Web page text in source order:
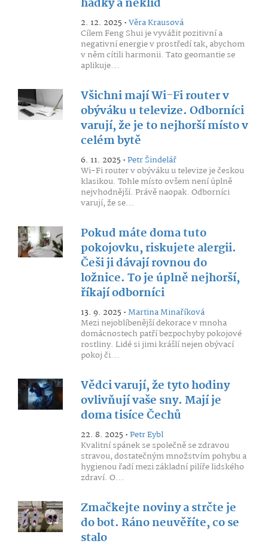
hádky a neklid
2. 12. 2025 •Věra Krausová
Cílem Feng Shui je vyvážit pozitivní a
negativní energie v prostředí tak, abychom
v něm cítili harmonii. Tato geomantie se
aplikuje...
Všichni mají Wi-Fi router v
obýváku u televize. Odborníci
varují, že je to nejhorší místo v
celém bytě
6. 11. 2025 •Petr Šindelář
Wi-Fi router v obýváku u televize je českou
klasikou. Tohle místo ovšem není úplně
nejvhodnější. Právě naopak. Odborníci
varují, že se...
Pokud máte doma tuto
pokojovku, riskujete alergii.
Češi ji dávají rovnou do
ložnice. To je úplně nejhorší,
říkají odborníci
13. 9. 2025 •Martina Minaříková
Mezi nejoblíbenější dekorace v mnoha
domácnostech patří bezpochyby pokojové
rostliny. Lidé si jimi krášlí nejen obývací
pokoj či...
Vědci varují, že tyto hodiny
ovlivňují vaše sny. Mají je
doma tisíce Čechů
22. 8. 2025 •Petr Eybl
Kvalitní spánek se společně se zdravou
stravou, dostatečným množstvím pohybu a
hygienou řadí mezi základní pilíře lidského
zdraví. O...
Zmačkejte noviny a strčte je
do bot. Ráno neuvěříte, co se
stalo